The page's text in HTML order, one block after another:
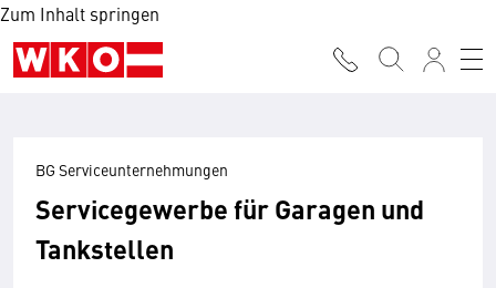
Zum Inhalt springen
BG Serviceunternehmungen
Servicegewerbe für Garagen und
Tankstellen